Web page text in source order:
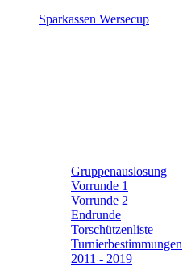
Sparkassen Wersecup
Gruppenauslosung
Vorrunde 1
Vorrunde 2
Endrunde
Torschützenliste
Turnierbestimmungen
2011 - 2019